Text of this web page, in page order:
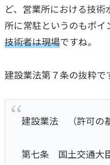
ど、営業所における技
所に常駐というのもポイ
技術者は現場ですね。
建設業法第７条の抜粋で
建設業法 （許可の基
第七条 国土交通大